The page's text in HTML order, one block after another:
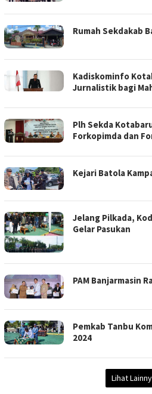
Rumah Sekdakab
Kadiskominfo
Jurnalistik bagi
Plh Sekda
Forkopimda dan
Kejari Batola
Jelang Pilkada,
Gelar Pasukan
PAM Banjarmasin
Pemkab Tanbu
2024
Lihat